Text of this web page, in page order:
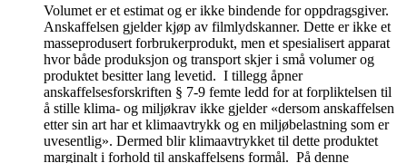
Volumet er et estimat og er ikke bindende for oppdragsgiver.
Anskaffelsen gjelder kjøp av filmlydskanner. Dette er ikke et
masseprodusert forbrukerprodukt, men et spesialisert apparat
hvor både produksjon og transport skjer i små volumer og
produktet besitter lang levetid. I tillegg åpner
anskaffelsesforskriften § 7-9 femte ledd for at forpliktelsen til
å stille klima- og miljøkrav ikke gjelder «dersom anskaffelsen
etter sin art har et klimaavtrykk og en miljøbelastning som er
uvesentlig». Dermed blir klimaavtrykket til dette produktet
marginalt i forhold til anskaffelsens formål. På denne